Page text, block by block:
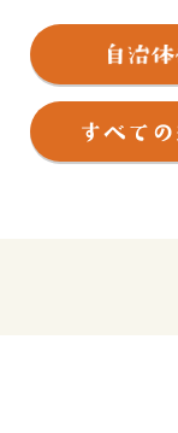
街で、古くは奈良
ました。室町時代
本拠地を古河に置
の中心となりまし
宿場町として栄え
文化施設などが点